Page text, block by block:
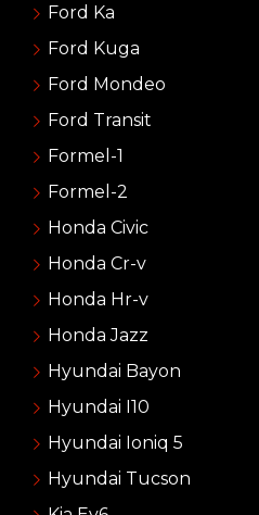
Ford Ka
Ford Kuga
Ford Mondeo
Ford Transit
Formel-1
Formel-2
Honda Civic
Honda Cr-v
Honda Hr-v
Honda Jazz
Hyundai Bayon
Hyundai I10
Hyundai Ioniq 5
Hyundai Tucson